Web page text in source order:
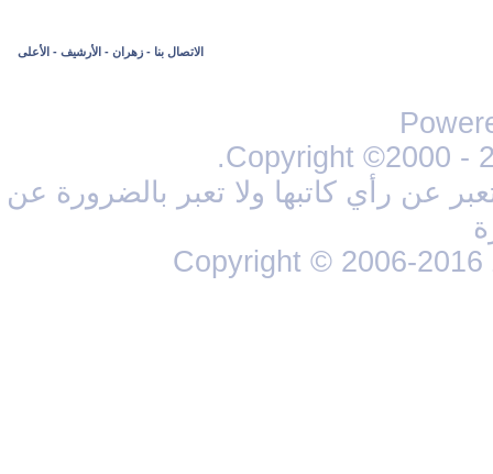
الاتصال بنا - زهران - الأرشيف - الأعلى
Copyright ©2000 -
عن رأي كاتبها ولا تعبر بالضرورة عن
Copyright © 2006-